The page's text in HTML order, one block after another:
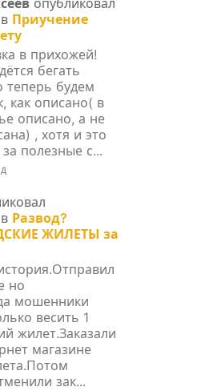
опубликовал
Приучение
в прихожей!
бегать
теперь будем
как описано( в
описано, а не
, хотя и это
полезные с...
Развод?
ЖИЛЕТЫ за
но
мошенники
весить 1
жилет.Заказали
магазине
зак...